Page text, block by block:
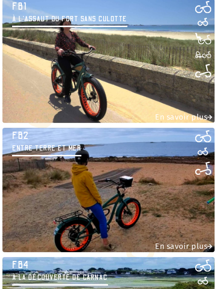
FB1
À L’ASSAUT DU FORT SANS CULOTTE
En savoir plus
FB2
ENTRE TERRE ET MER
En savoir plus
FB4
À LA DÉCOUVERTE DE CARNAC